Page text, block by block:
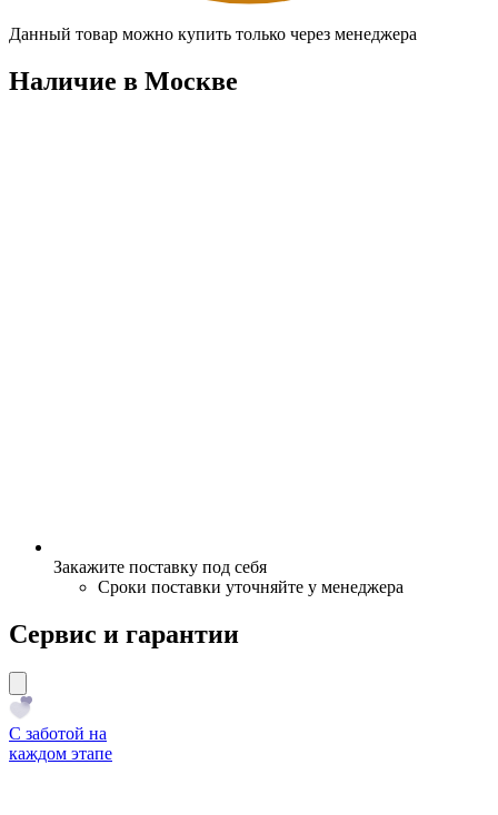
Данный товар можно купить только через менеджера
Наличие в Москвe
Закажите поставку под себя
Сроки поставки уточняйте у менеджера
Сервис и гарантии
С заботой на
каждом этапе